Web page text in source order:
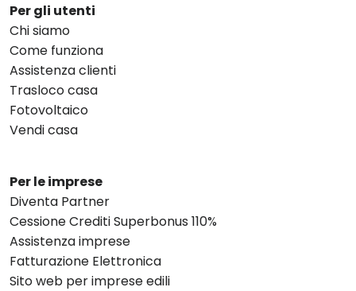
Per gli utenti
Chi siamo
Come funziona
Assistenza clienti
Trasloco casa
Fotovoltaico
Vendi casa
Per le imprese
Diventa Partner
Cessione Crediti Superbonus 110%
Assistenza imprese
Fatturazione Elettronica
Sito web per imprese edili